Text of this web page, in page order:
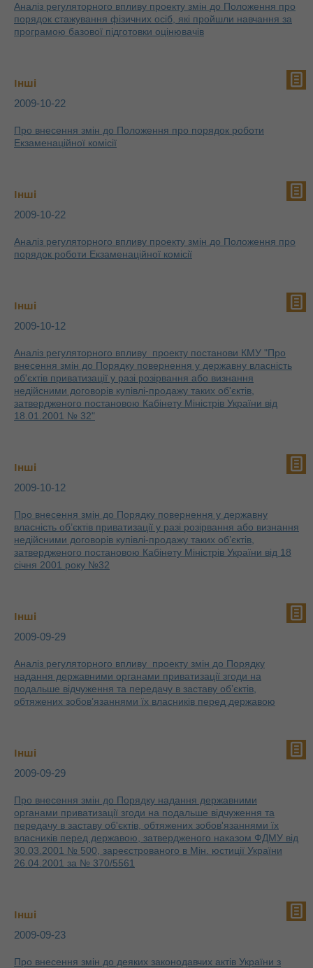
Аналіз регуляторного впливу проекту змін до Положення про
порядок стажування фізичних осіб, які пройшли навчання за
програмою базової підготовки оцінювачів
Інші
2009-10-22
Про внесення змін до Положення про порядок роботи
Екзаменаційної комісії
Інші
2009-10-22
Аналіз регуляторного впливу проекту змін до Положення про
порядок роботи Екзаменаційної комісії
Інші
2009-10-12
Аналіз регуляторного впливу проекту постанови КМУ "Про
внесення змін до Порядку повернення у державну власність
об'єктів приватизації у разі розірвання або визнання
недійсними договорів купівлі-продажу таких об'єктів,
затвердженого постановою Кабінету Міністрів України від
18.01.2001 № 32"
Інші
2009-10-12
Про внесення змін до Порядку повернення у державну
власність об’єктів приватизації у разі розірвання або визнання
недійсними договорів купівлі-продажу таких об’єктів,
затвердженого постановою Кабінету Міністрів України від 18
січня 2001 року №32
Інші
2009-09-29
Аналіз регуляторного впливу проекту змін до Порядку
надання державними органами приватизації згоди на
подальше відчуження та передачу в заставу об’єктів,
обтяжених зобов’язаннями їх власників перед державою
Інші
2009-09-29
Про внесення змін до Порядку надання державними
органами приватизації згоди на подальше відчуження та
передачу в заставу об'єктів, обтяжених зобов'язаннями їх
власників перед державою, затвердженого наказом ФДМУ від
30.03.2001 № 500, зареєстрованого в Мін. юстиції України
26.04.2001 за № 370/5561
Інші
2009-09-23
Про внесення змін до деяких законодавчих актів України з